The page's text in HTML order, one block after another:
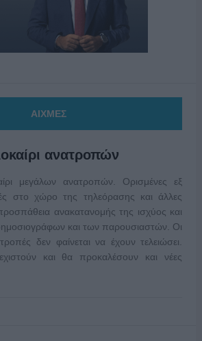
ΑΙΧΜΕΣ
ανατροπών
μεγάλων ανατροπών. Ορισμένες εξ
στο χώρο της τηλεόρασης και άλλες
ανακατανομής της ισχύος και
και των παρουσιαστών. Οι
δεν φαίνεται να έχουν τελειώσει.
και θα προκαλέσουν και νέες